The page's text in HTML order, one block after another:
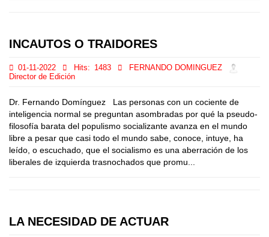
INCAUTOS O TRAIDORES
01-11-2022 Hits: 1483
FERNANDO DOMINGUEZ
Director de Edición
Dr. Fernando Domínguez Las personas con un cociente de
inteligencia normal se preguntan asombradas por qué la pseudo-
filosofía barata del populismo socializante avanza en el mundo
libre a pesar que casi todo el mundo sabe, conoce, intuye, ha
leído, o escuchado, que el socialismo es una aberración de los
liberales de izquierda trasnochados que promu...
LA NECESIDAD DE ACTUAR